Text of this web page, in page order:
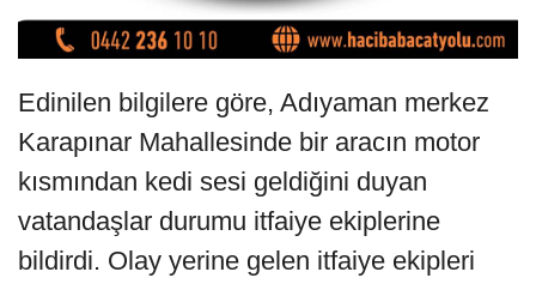
Edinilen bilgilere göre, Adıyaman merkez
Karapınar Mahallesinde bir aracın motor
kısmından kedi sesi geldiğini duyan
vatandaşlar durumu itfaiye ekiplerine
bildirdi. Olay yerine gelen itfaiye ekipleri